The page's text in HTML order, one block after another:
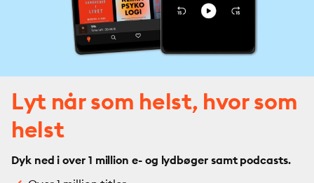
Lyt når som helst, hvor som
helst
Dyk ned i over 1 million e- og lydbøger samt podcasts.